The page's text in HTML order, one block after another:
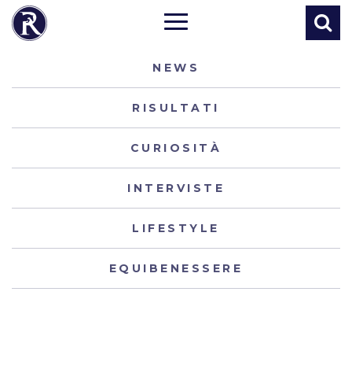
NEWS
RISULTATI
CURIOSITÀ
INTERVISTE
LIFESTYLE
EQUIBENESSERE